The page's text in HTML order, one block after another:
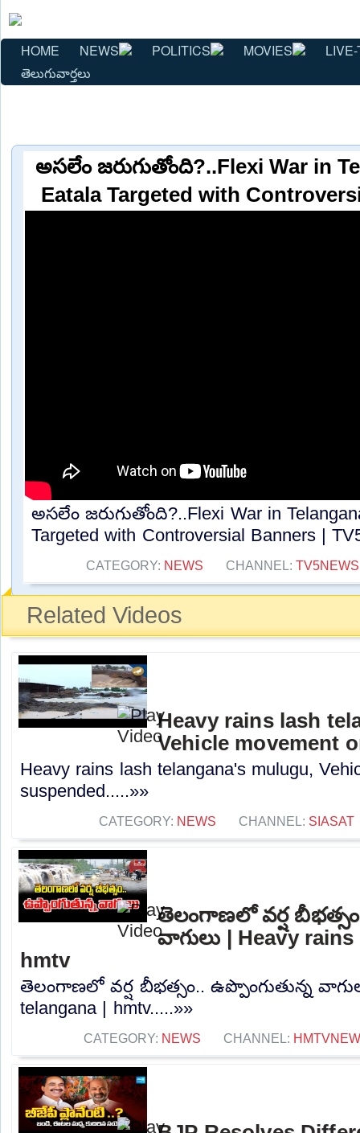
HOME NEWS POLITICS MOVIES
తెలుగువార్తలు
అసలేం జరుగుతోంది?..Flexi War in
Eatala Targeted with
అసలేం జరుగుతోంది?..Flexi War in
Targeted with Controversial Banners |
CATEGORY: NEWS CHANNEL:TV5NEWS
Related Videos
Heavy rains lash
Vehicle movement
Heavy rains lash telangana's mulugu,
suspended.....»»
CATEGORY: NEWS CHANNEL: SIASAT
తెలంగాణలో వర్ష
వాగులు | Heavy
hmtv
తెలంగాణలో వర్ష బీభత్సం.. ఉప్పొంగుతున్న
telangana | hmtv.....»»
CATEGORY: NEWS CHANNEL: